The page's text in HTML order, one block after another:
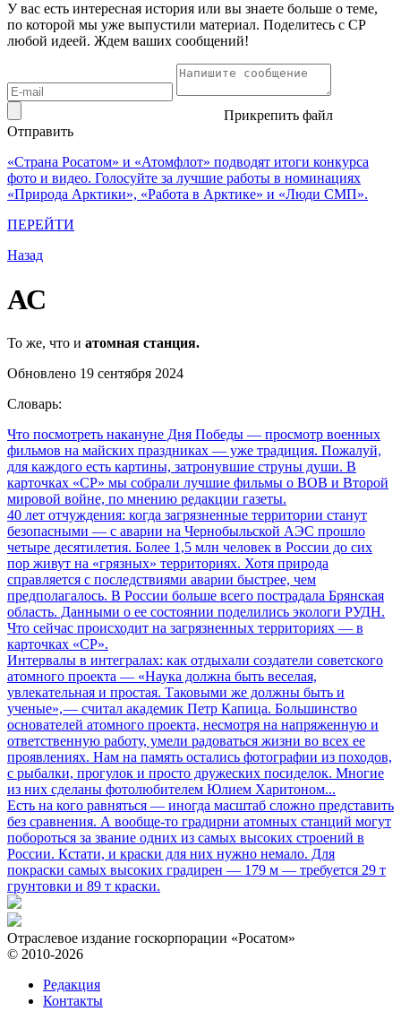
У вас есть интересная история или вы знаете больше о теме,
по которой мы уже выпустили материал. Поделитесь с СР
любой идеей. Ждем ваших сообщений!
Прикрепить файл
Отправить
«Страна Росатом» и «Атомфлот» подводят итоги конкурса
фото и видео. Голосуйте за лучшие работы в номинациях
«Природа Арктики», «Работа в Арктике» и «Люди СМП».
ПЕРЕЙТИ
Назад
АС
То же, что и атомная станция.
Обновлено 19 сентября 2024
Словарь:
Что посмотреть накануне Дня Победы — просмотр военных
фильмов на майских праздниках — уже традиция. Пожалуй,
для каждого есть картины, затронувшие струны души. В
карточках «СР» мы собрали лучшие фильмы о ВОВ и Второй
мировой войне, по мнению редакции газеты.
40 лет отчуждения: когда загрязненные территории станут
безопасными — с аварии на Чернобыльской АЭС прошло
четыре десятилетия. Более 1,5 млн человек в России до сих
пор живут на «грязных» территориях. Хотя природа
справляется с последствиями аварии быстрее, чем
предполагалось. В России больше всего пострадала Брянская
область. Данными о ее состоянии поделились экологи РУДН.
Что сейчас происходит на загрязненных территориях — в
карточках «СР».
Интервалы в интегралах: как отдыхали создатели советского
атомного проекта — «Наука должна быть веселая,
увлекательная и простая. Таковыми же должны быть и
ученые», — считал академик Петр Капица. Большинство
основателей атомного проекта, несмотря на напряженную и
ответственную работу, умели радоваться жизни во всех ее
проявлениях. Нам на память остались фотографии из походов,
с рыбалки, прогулок и просто дружеских посиделок. Многие
из них сделаны фотолюбителем Юлием Харитоном...
Есть на кого равняться — иногда масштаб сложно представить
без сравнения. А вообще-то градирни атомных станций могут
побороться за звание одних из самых высоких строений в
России. Кстати, и краски для них нужно немало. Для
покраски самых высоких градирен — 179 м — требуется 29 т
грунтовки и 89 т краски.
Отраслевое издание госкорпорации «Росатом»
© 2010-2026
Редакция
Контакты